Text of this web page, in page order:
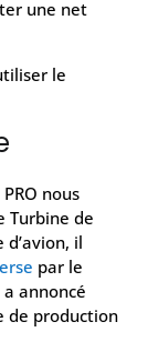
une net
le
nous
Turbine de
il
par le
annoncé
de production